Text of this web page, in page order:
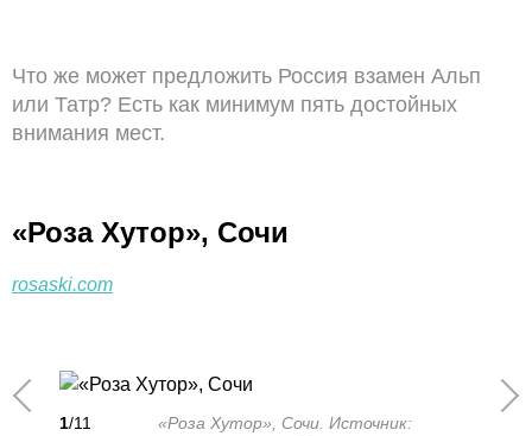
Что же может предложить Россия взамен Альп
или Татр? Есть как минимум пять достойных
внимания мест.
«Роза Хутор», Сочи
rosaski.com
1/11
«Роза Хутор», Сочи. Источник: